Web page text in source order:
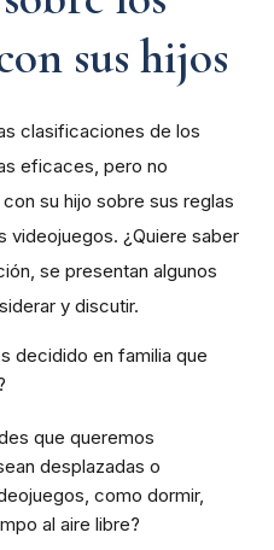
sus hijos
clasificaciones de los
eficaces, pero no
su hijo sobre sus reglas
¿Quiere saber
se presentan algunos
y discutir.
decidido en familia que
que queremos
desplazadas o
como dormir,
al aire libre?